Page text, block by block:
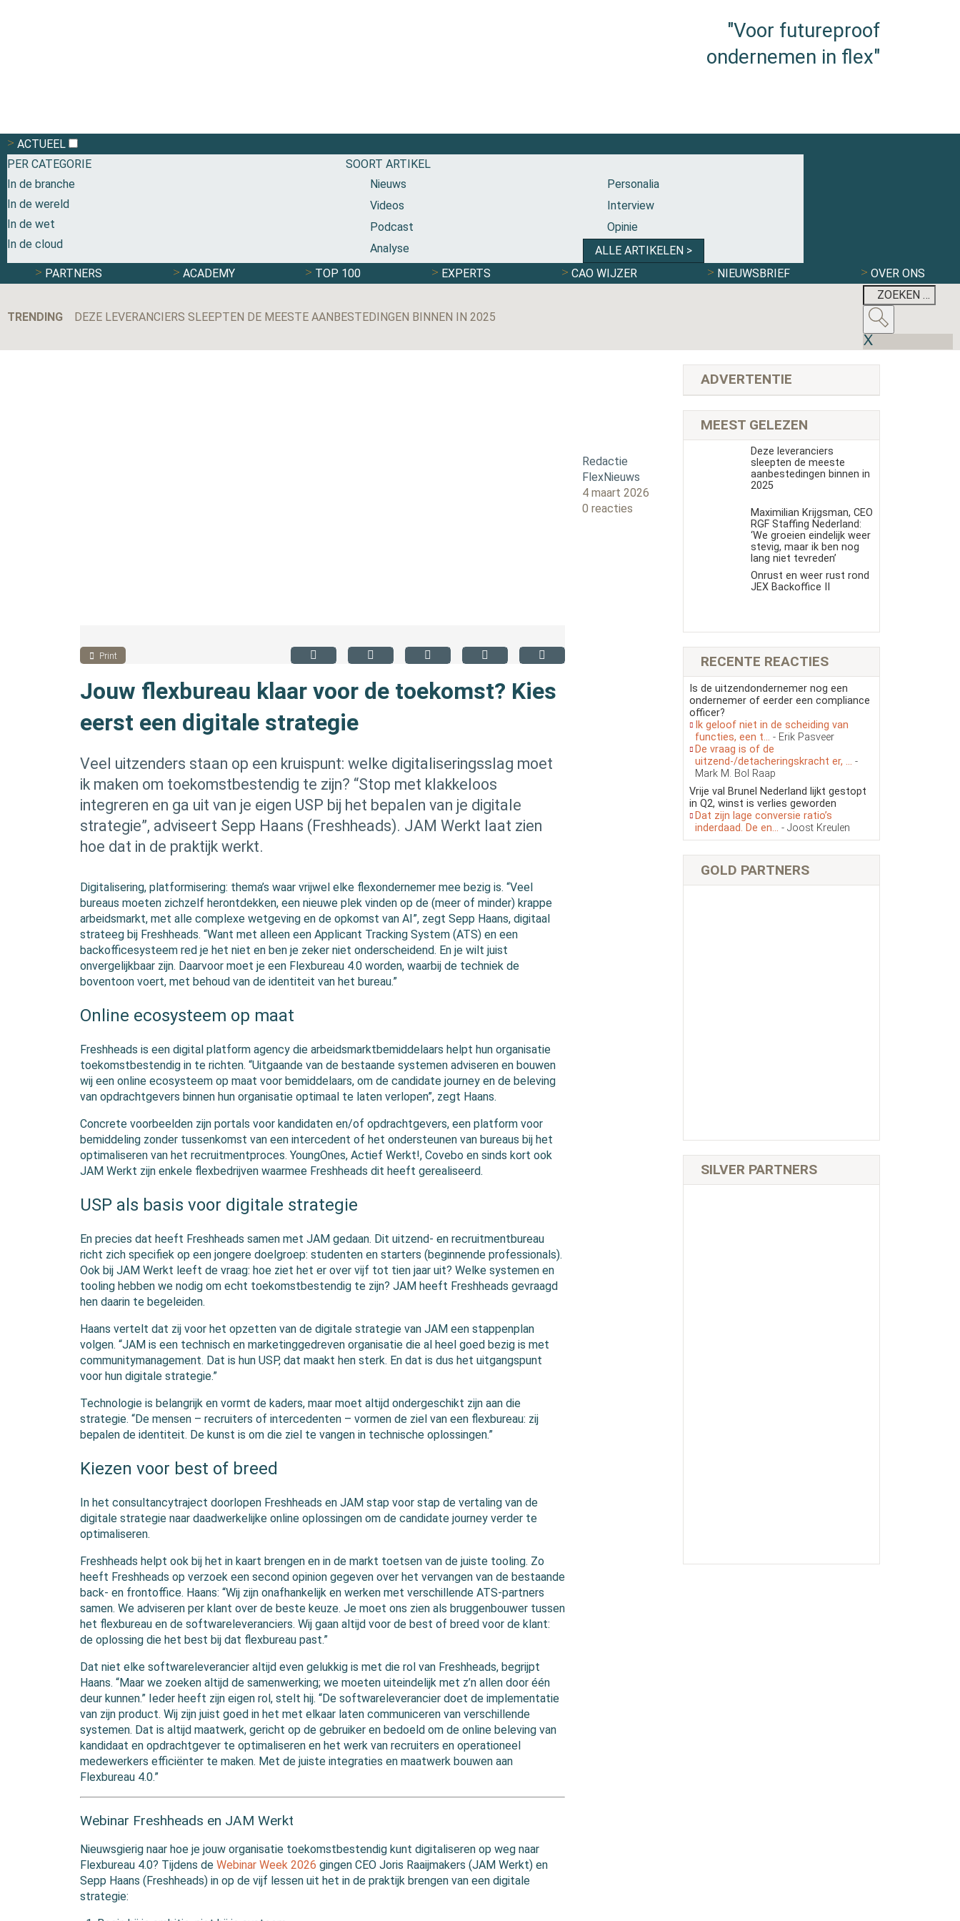
"Voor futureproof
ondernemen in flex"
ACTUEEL
PER CATEGORIE
In de branche
In de wereld
In de wet
In de cloud
SOORT ARTIKEL
Nieuws
Personalia
Videos
Interview
Podcast
Opinie
Analyse
ALLE ARTIKELEN >
PARTNERS
ACADEMY TOP 100 EXPERTS CAO WIJZER NIEUWSBRIEF OVER ONS
TRENDING DEZE LEVERANCIERS SLEEPTEN DE MEESTE AANBESTEDINGEN BINNEN IN 2025 MAXIMILIAN
Redactie
FlexNieuws
4 maart 2026
0 reacties
Print
Jouw flexbureau klaar voor de toekomst? Kies
eerst een digitale strategie
Veel uitzenders staan op een kruispunt: welke digitaliseringsslag moet
ik maken om toekomstbestendig te zijn? “Stop met klakkeloos
integreren en ga uit van je eigen USP bij het bepalen van je digitale
strategie”, adviseert Sepp Haans (Freshheads). JAM Werkt laat zien
hoe dat in de praktijk werkt.
Digitalisering, platformisering: thema’s waar vrijwel elke flexondernemer mee bezig is. “Veel
bureaus moeten zichzelf herontdekken, een nieuwe plek vinden op de (meer of minder) krappe
arbeidsmarkt, met alle complexe wetgeving en de opkomst van AI”, zegt Sepp Haans, digitaal
strateeg bij Freshheads. “Want met alleen een Applicant Tracking System (ATS) en een
backofficesysteem red je het niet en ben je zeker niet onderscheidend. En je wilt juist
onvergelijkbaar zijn. Daarvoor moet je een Flexbureau 4.0 worden, waarbij de techniek de
boventoon voert, met behoud van de identiteit van het bureau.”
Online ecosysteem op maat
Freshheads is een digital platform agency die arbeidsmarktbemiddelaars helpt hun organisatie
toekomstbestendig in te richten. “Uitgaande van de bestaande systemen adviseren en bouwen
wij een online ecosysteem op maat voor bemiddelaars, om de candidate journey en de beleving
van opdrachtgevers binnen hun organisatie optimaal te laten verlopen”, zegt Haans.
Concrete voorbeelden zijn portals voor kandidaten en/of opdrachtgevers, een platform voor
bemiddeling zonder tussenkomst van een intercedent of het ondersteunen van bureaus bij het
optimaliseren van het recruitmentproces. YoungOnes, Actief Werkt!, Covebo en sinds kort ook
JAM Werkt zijn enkele flexbedrijven waarmee Freshheads dit heeft gerealiseerd.
USP als basis voor digitale strategie
En precies dat heeft Freshheads samen met JAM gedaan. Dit uitzend- en recruitmentbureau
richt zich specifiek op een jongere doelgroep: studenten en starters (beginnende professionals).
Ook bij JAM Werkt leeft de vraag: hoe ziet het er over vijf tot tien jaar uit? Welke systemen en
tooling hebben we nodig om echt toekomstbestendig te zijn? JAM heeft Freshheads gevraagd
hen daarin te begeleiden.
Haans vertelt dat zij voor het opzetten van de digitale strategie van JAM een stappenplan
volgen. “JAM is een technisch en marketinggedreven organisatie die al heel goed bezig is met
communitymanagement. Dat is hun USP, dat maakt hen sterk. En dat is dus het uitgangspunt
voor hun digitale strategie.”
Technologie is belangrijk en vormt de kaders, maar moet altijd ondergeschikt zijn aan die
strategie. “De mensen – recruiters of intercedenten – vormen de ziel van een flexbureau: zij
bepalen de identiteit. De kunst is om die ziel te vangen in technische oplossingen.”
Kiezen voor best of breed
In het consultancytraject doorlopen Freshheads en JAM stap voor stap de vertaling van de
digitale strategie naar daadwerkelijke online oplossingen om de candidate journey verder te
optimaliseren.
Freshheads helpt ook bij het in kaart brengen en in de markt toetsen van de juiste tooling. Zo
heeft Freshheads op verzoek een second opinion gegeven over het vervangen van de bestaande
back- en frontoffice. Haans: “Wij zijn onafhankelijk en werken met verschillende ATS-partners
samen. We adviseren per klant over de beste keuze. Je moet ons zien als bruggenbouwer tussen
het flexbureau en de softwareleveranciers. Wij gaan altijd voor de best of breed voor de klant:
de oplossing die het best bij dat flexbureau past.”
Dat niet elke softwareleverancier altijd even gelukkig is met die rol van Freshheads, begrijpt
Haans. “Maar we zoeken altijd de samenwerking; we moeten uiteindelijk met z’n allen door één
deur kunnen.” Ieder heeft zijn eigen rol, stelt hij. “De softwareleverancier doet de implementatie
van zijn product. Wij zijn juist goed in het met elkaar laten communiceren van verschillende
systemen. Dat is altijd maatwerk, gericht op de gebruiker en bedoeld om de online beleving van
kandidaat en opdrachtgever te optimaliseren en het werk van recruiters en operationeel
medewerkers efficiënter te maken. Met de juiste integraties en maatwerk bouwen aan
Flexbureau 4.0.”
Webinar Freshheads en JAM Werkt
Nieuwsgierig naar hoe je jouw organisatie toekomstbestendig kunt digitaliseren op weg naar
Flexbureau 4.0? Tijdens de Webinar Week 2026 gingen CEO Joris Raaijmakers (JAM Werkt) en
Sepp Haans (Freshheads) in op de vijf lessen uit het in de praktijk brengen van een digitale
strategie:
ADVERTENTIE
MEEST GELEZEN
Deze leveranciers
sleepten de meeste
aanbestedingen binnen in
2025
Maximilian Krijgsman, CEO
RGF Staffing Nederland:
‘We groeien eindelijk weer
stevig, maar ik ben nog
lang niet tevreden’
Onrust en weer rust rond
JEX Backoffice II
RECENTE REACTIES
Is de uitzendondernemer nog een
ondernemer of eerder een compliance
officer?
Ik geloof niet in de scheiding van
functies, een t... - Erik Pasveer
De vraag is of de
uitzend-/detacheringskracht er, ... -
Mark M. Bol Raap
Vrije val Brunel Nederland lijkt gestopt
in Q2, winst is verlies geworden
Dat zijn lage conversie ratio’s
inderdaad. De en... - Joost Kreulen
GOLD PARTNERS
SILVER PARTNERS